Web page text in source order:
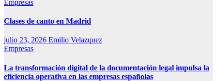
Empresas
Clases de canto en Madrid
julio 23, 2026 Emilio Velazquez
Empresas
La transformación digital de la documentación legal impulsa la
eficiencia operativa en las empresas españolas